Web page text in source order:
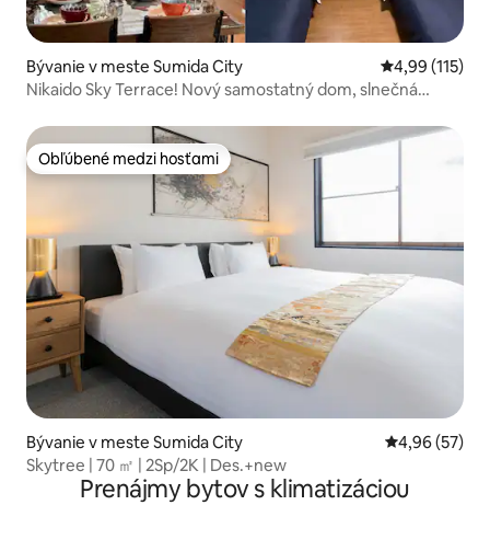
Bývanie v meste Sumida City Priemerné
4,99 (115)
Nikaido Sky Terrace! Nový samostatný dom, slnečná
Obľúbené medzi hosťami
Obľúbené medzi hosťami
Bývanie v meste Sumida City Priemerné
4,96 (57)
Skytree | 70 ㎡ | 2Sp/2K | Des.+new
Prenájmy bytov s klimatizáciou